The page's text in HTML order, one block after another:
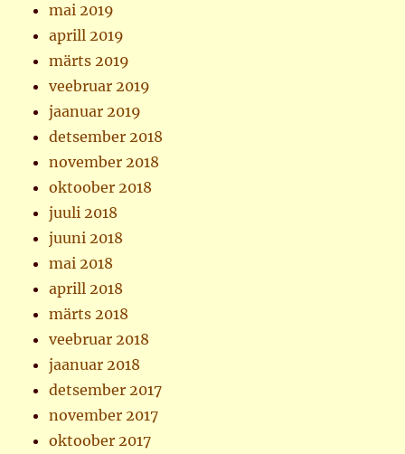
mai 2019
aprill 2019
märts 2019
veebruar 2019
jaanuar 2019
detsember 2018
november 2018
oktoober 2018
juuli 2018
juuni 2018
mai 2018
aprill 2018
märts 2018
veebruar 2018
jaanuar 2018
detsember 2017
november 2017
oktoober 2017